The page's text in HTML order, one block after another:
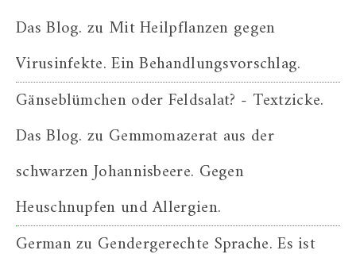
Das Blog. zu Mit Heilpflanzen gegen
Virusinfekte. Ein Behandlungsvorschlag.
Gänseblümchen oder Feldsalat? - Textzicke.
Das Blog. zu Gemmomazerat aus der
schwarzen Johannisbeere. Gegen
Heuschnupfen und Allergien.
Germanzu Gendergerechte Sprache. Es ist